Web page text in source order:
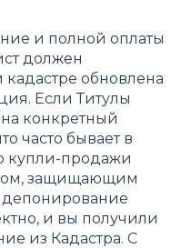
и полной оплаты
должен
обновлена
Если Титулы
конкретный
часто бывает в
купли-продажи
защищающим
депонирование
и вы получили
из Кадастра. С